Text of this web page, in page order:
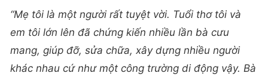
“Mẹ tôi là một người rất tuyệt vời. Tuổi thơ tôi và
em tôi lớn lên đã chứng kiến nhiều lần bà cưu
mang, giúp đỡ, sửa chữa, xây dựng nhiều người
khác nhau cứ như một công trường di động vậy. Bà